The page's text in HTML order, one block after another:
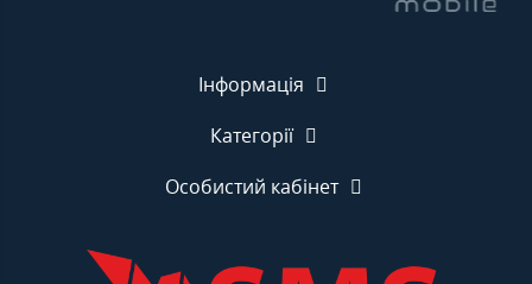
Інформація
Категорії
Особистий кабінет